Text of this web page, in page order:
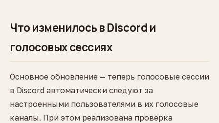
Что изменилось в Discord и
голосовых сессиях
Основное обновление — теперь голосовые сессии
в Discord автоматически следуют за
настроенными пользователями в их голосовые
каналы. При этом реализована проверка